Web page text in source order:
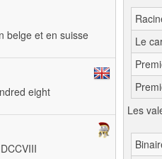
belge et en suisse
eight
Le
Les